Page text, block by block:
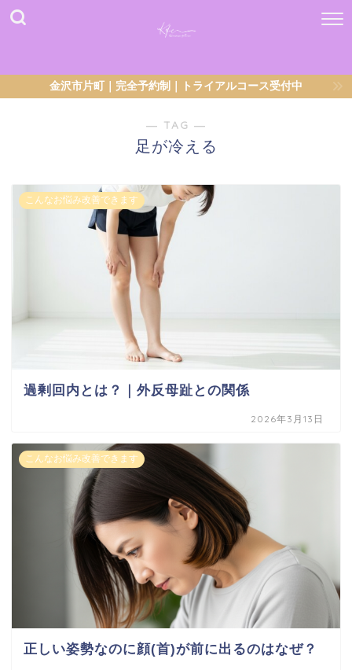
金沢市片町｜完全予約制｜トライアルコース受付中
― TAG ―
足が冷える
こんなお悩み改善できます
過剰回内とは？｜外反母趾との関係
2026年3月13日
こんなお悩み改善できます
正しい姿勢なのに顔(首)が前に出るのはなぜ？